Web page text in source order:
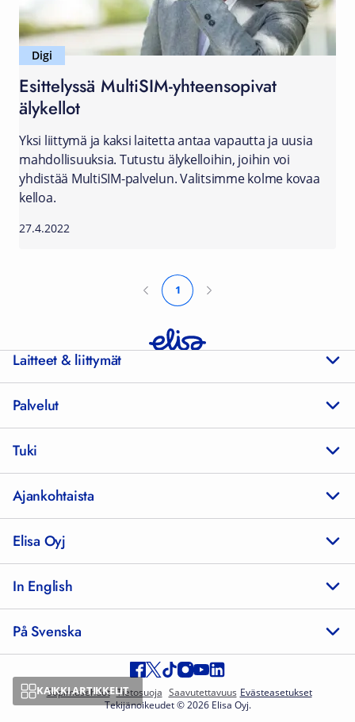
KAIKKI ARTIKKELIT
Digi
Esittelyssä MultiSIM-yhteensopivat
älykellot
Yksi liittymä ja kaksi laitetta antaa vapautta ja uusia
mahdollisuuksia. Tutustu älykelloihin, joihin voi
yhdistää MultiSIM-palvelun. Valitsimme kolme kovaa
kelloa.
27.4.2022
1
Laitteet & liittymät
Palvelut
Tuki
Ajankohtaista
Elisa Oyj
In English
På Svenska
Sopimusehdot Tietosuoja Saavutettavuus Evästeasetukset
Tekijänoikeudet © 2026 Elisa Oyj.